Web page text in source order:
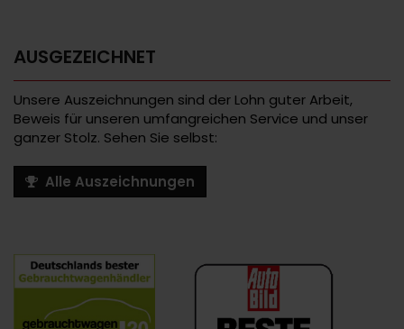
AUSGEZEICHNET
Unsere Auszeichnungen sind der Lohn guter Arbeit,
Beweis für unseren umfangreichen Service und unser
ganzer Stolz. Sehen Sie selbst:
Alle Auszeichnungen